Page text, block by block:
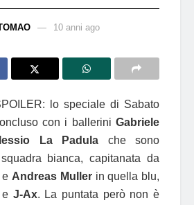
10 anni ago
lo speciale di Sabato
con i ballerini Gabriele
La Padula che sono
bianca, capitanata da
e Andreas Mullerin quella blu,
e J-Ax. La puntata però non è